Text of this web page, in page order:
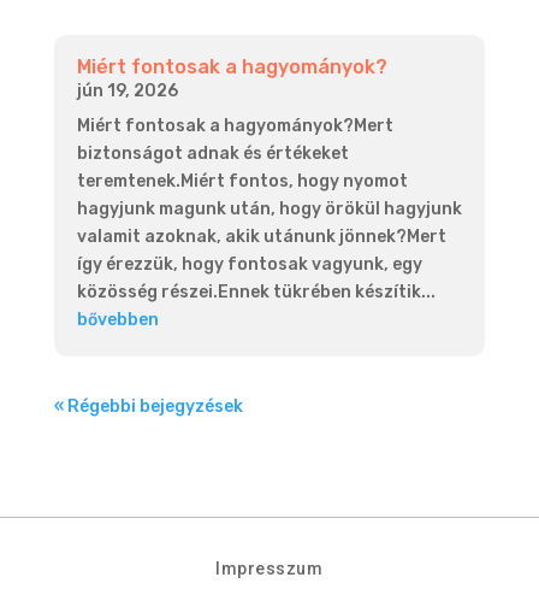
Miért fontosak a hagyományok?
jún 19, 2026
Miért fontosak a hagyományok?Mert
biztonságot adnak és értékeket
teremtenek.Miért fontos, hogy nyomot
hagyjunk magunk után, hogy örökül hagyjunk
valamit azoknak, akik utánunk jönnek?Mert
így érezzük, hogy fontosak vagyunk, egy
közösség részei.Ennek tükrében készítik...
bővebben
« Régebbi bejegyzések
Impresszum